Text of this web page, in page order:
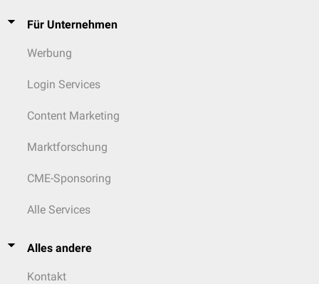
Für Unternehmen
Werbung
Login Services
Content Marketing
Marktforschung
CME-Sponsoring
Alle Services
Alles andere
Kontakt